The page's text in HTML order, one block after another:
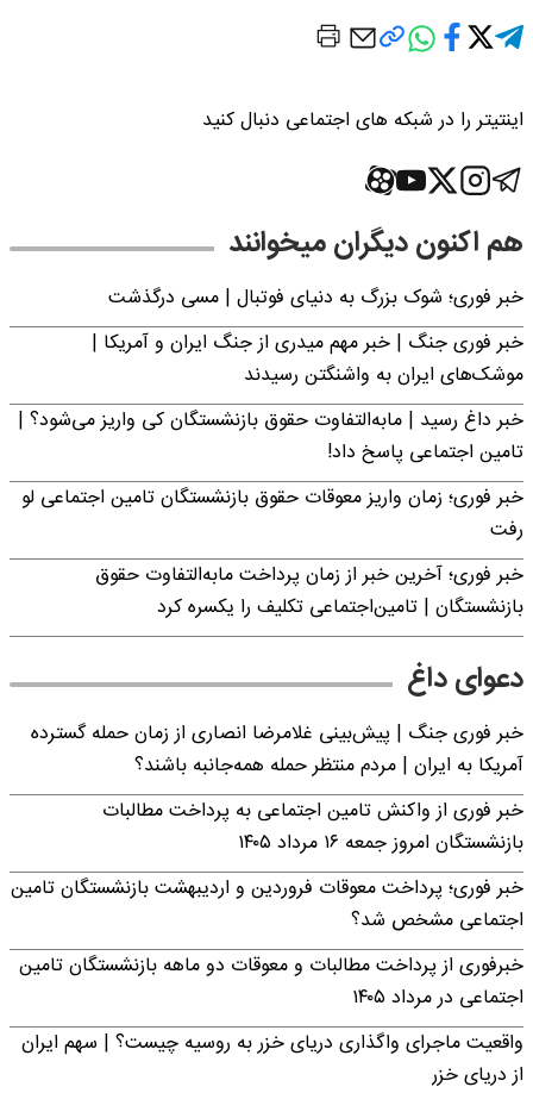
اینتیتر را در شبکه های اجتماعی دنبال کنید
هم اکنون دیگران میخوانند
خبر فوری؛‌ شوک بزرگ به دنیای فوتبال | مسی درگذشت
خبر فوری جنگ | خبر مهم میدری از جنگ ایران و آمریکا |
موشک‌های ایران به واشنگتن رسیدند
خبر داغ رسید | مابه‌التفاوت حقوق بازنشستگان کی واریز می‌شود؟ |
تامین اجتماعی پاسخ داد!
خبر فوری؛ زمان واریز معوقات حقوق بازنشستگان تامین اجتماعی لو
رفت
خبر فوری؛ آخرین خبر از زمان پرداخت مابه‌التفاوت حقوق
بازنشستگان | تامین‌اجتماعی تکلیف را یکسره کرد
دعوای داغ
خبر فوری جنگ | پیش‌بینی غلامرضا انصاری از زمان حمله گسترده
آمریکا به ایران | مردم منتظر حمله همه‌جانبه باشند؟
خبر فوری از واکنش تامین اجتماعی به پرداخت مطالبات
بازنشستگان امروز جمعه ۱۶ مرداد ۱۴۰۵
خبر فوری؛ پرداخت معوقات فروردین و اردیبهشت بازنشستگان تامین
اجتماعی مشخص شد؟
خبرفوری از پرداخت مطالبات و معوقات دو ماهه بازنشستگان تامین
اجتماعی در مرداد ۱۴۰۵
واقعیت ماجرای واگذاری دریای خزر به روسیه چیست؟ | سهم ایران
از دریای خزر